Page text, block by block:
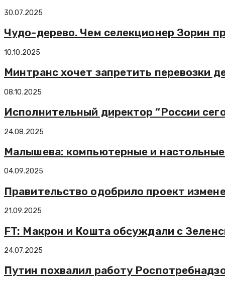
30.07.2025
Чудо-дерево. Чем селекционер Зорин
10.10.2025
Минтранс хочет запретить перевозки
08.10.2025
Исполнительный директор “России
24.08.2025
Малышева: компьютерные и
04.09.2025
Правительство одобрило проект
21.09.2025
FT: Макрон и Кошта обсуждали с
24.07.2025
Путин похвалил работу